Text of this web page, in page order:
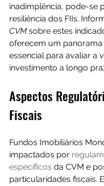
inadimplência, pode-se
resiliência dos FIIs.
CVM sobre estes
oferecem um panorama
essencial para avaliar a
investimento a longo
Aspectos
Fiscais
Fundos Imobiliários
impactados por
específicos da CVM e
particularidades fiscais.